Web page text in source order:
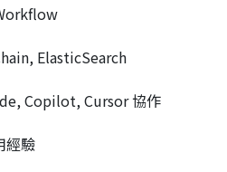
ElasticSearch
Copilot, Cursor 協作
經驗